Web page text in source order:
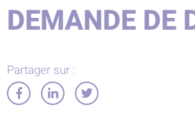
DEMANDE DE
Partager sur :
PartagerPartagerPartager